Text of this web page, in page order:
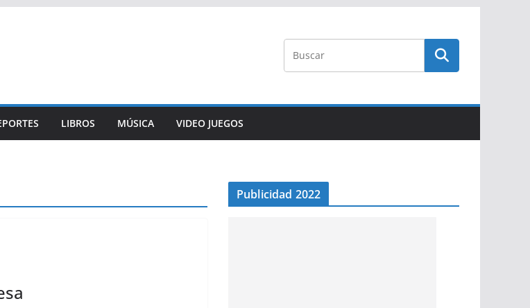
LIBROS MÚSICA VIDEO JUEGOS
Publicidad 2022